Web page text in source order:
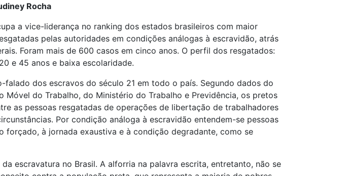
Rocha
a vice-liderança no ranking dos estados brasileiros com maior
pelas autoridades em condições análogas à escravidão, atrás
Foram mais de 600 casos em cinco anos. O perfil dos resgatados:
e 45 anos e baixa escolaridade.
falado dos escravos do século 21 em todo o país. Segundo dados do
Móvel do Trabalho, do Ministério do Trabalho e Previdência, os pretos
as pessoas resgatadas de operações de libertação de trabalhadores
Por condição análoga à escravidão entendem-se pessoas
forçado, à jornada exaustiva e à condição degradante, como se
escravatura no Brasil. A alforria na palavra escrita, entretanto, não se